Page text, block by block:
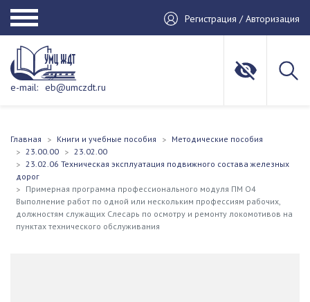
Регистрация / Авторизация
e-mail: eb@umczdt.ru
Главная Книги и учебные пособия
Методические пособия
23.00.00
23.02.00
23.02.06 Техническая эксплуатация подвижного состава железных
дорог
Примерная программа профессионального модуля ПМ О4
Выполнение работ по одной или нескольким профессиям рабочих,
должностям служащих Слесарь по осмотру и ремонту локомотивов на
пунктах технического обслуживания